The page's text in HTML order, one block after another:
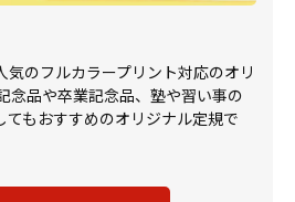
のフルカラープリント対応のオリ
念品や卒業記念品、塾や習い事の
てもおすすめのオリジナル定規で